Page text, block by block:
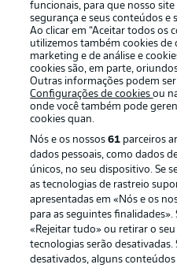
Oferecido por
Publicidade
Gerir preferências
funcionais, para que nosso
segurança e seus conteúdos e
Ao clicar em “Aceitar todos os
utilizemos também cookies de
marketing e de análise e
cookies são, em parte,
Outras informações podem
Configurações de cookiesou
onde você também pode
cookies quan.
Nós e os nossos61 parceiros
dados pessoais, como dados
únicos, no seu dispositivo. Se
as tecnologias de rastreio
apresentadas em «Nós e os
para as seguintes
«Rejeitar tudo» ou retirar o
tecnologias serão desativadas.
desativados, alguns